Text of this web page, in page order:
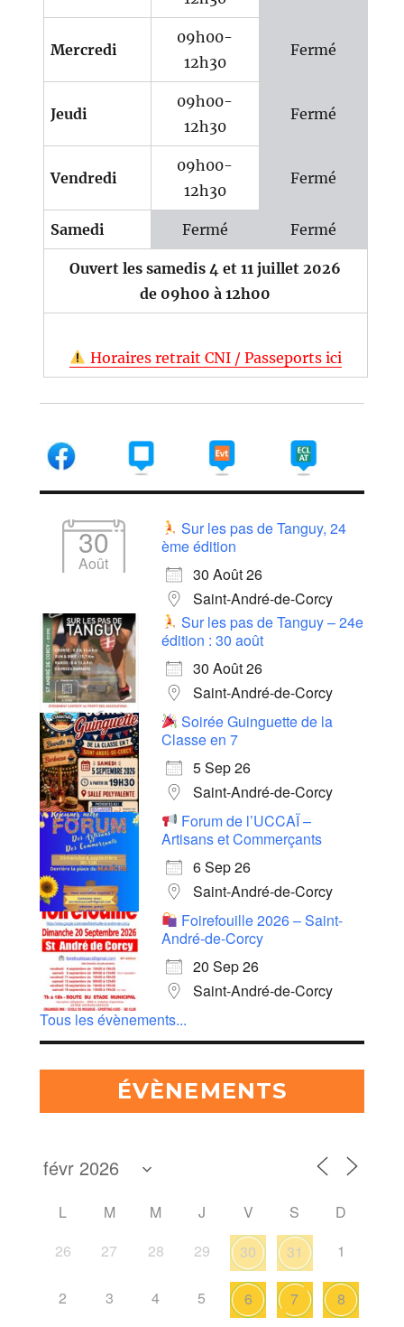
Mercredi
09h00-
12h30
Fermé
Jeudi
09h00-
12h30
Fermé
Vendredi
09h00-
12h30
Fermé
Samedi Fermé Fermé
Ouvert les samedis 4 et 11 juillet 2026
de 09h00 à 12h00
Horaires retrait CNI / Passeports ici
30
Août
Sur les pas de Tanguy, 24
ème édition
30 Août 26
Saint-André-de-Corcy
Sur les pas de Tanguy – 24e
édition : 30 août
30 Août 26
Saint-André-de-Corcy
Soirée Guinguette de la
Classe en 7
5 Sep 26
Saint-André-de-Corcy
Forum de l’UCCAÏ –
Artisans et Commerçants
6 Sep 26
Saint-André-de-Corcy
Foirefouille 2026 – Saint-
André-de-Corcy
20 Sep 26
Saint-André-de-Corcy
Tous les évènements...
ÉVÈNEMENTS
L M M J V S
D
26
27 28 29 30 31 1
2 3 4 5 6 7 8